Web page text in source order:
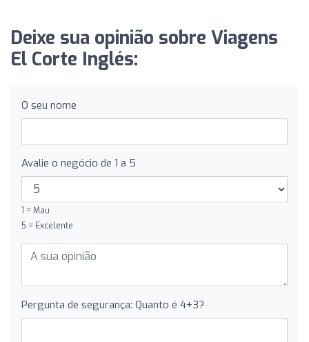
Deixe sua opinião sobre Viagens
El Corte Inglés:
O seu nome
Avalie o negócio de 1 a 5
1 = Mau
5 = Excelente
Pergunta de segurança: Quanto é 4+3?